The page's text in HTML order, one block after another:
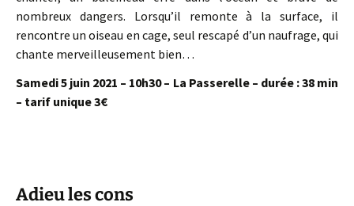
nombreux dangers. Lorsqu’il remonte à la surface, il
rencontre un oiseau en cage, seul rescapé d’un naufrage, qui
chante merveilleusement bien…
Samedi 5 juin 2021 – 10h30 – La Passerelle – durée : 38 min
– tarif unique 3€
Adieu les cons